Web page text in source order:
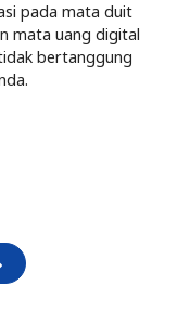
pada mata duit
mata uang digital
bertanggung